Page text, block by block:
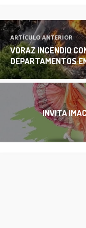
ARTÍCULO ANTERIOR
VORAZ INCENDIO
DEPARTAMENTOS
INVITA